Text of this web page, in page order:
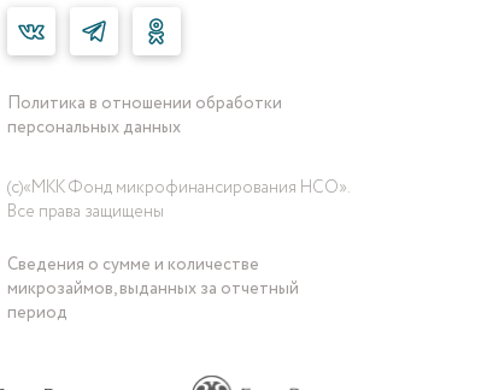
Политика в отношении обработки
персональных данных
(с)«МКК Фонд микрофинансирования НСО».
Все права защищены
Сведения о сумме и количестве
микрозаймов, выданных за отчетный
период